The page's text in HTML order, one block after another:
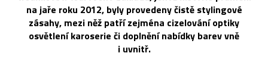
na jaře roku 2012, byly provedeny čistě stylingové
zásahy, mezi něž patří zejména cizelování optiky
osvětlení karoserie či doplnění nabídky barev vně
i uvnitř.